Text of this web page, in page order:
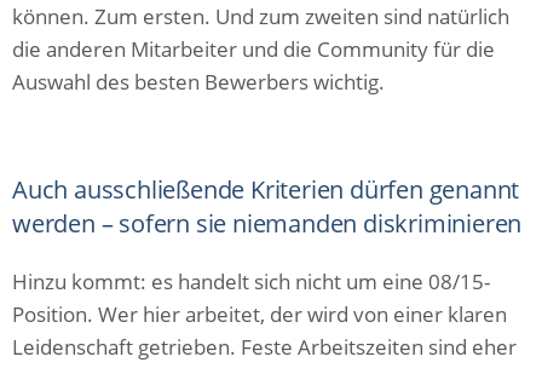
können. Zum ersten. Und zum zweiten sind natürlich
die anderen Mitarbeiter und die Community für die
Auswahl des besten Bewerbers wichtig.
Auch ausschließende Kriterien dürfen genannt
werden – sofern sie niemanden diskriminieren
Hinzu kommt: es handelt sich nicht um eine 08/15-
Position. Wer hier arbeitet, der wird von einer klaren
Leidenschaft getrieben. Feste Arbeitszeiten sind eher